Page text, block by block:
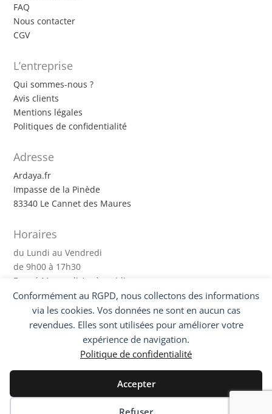
Conformément au RGPD, nous collectons des informations
via les cookies. Vos données ne sont en aucun cas
revendues. Elles sont utilisées pour améliorer votre
expérience de navigation.
Politique de confidentialité
Accepter
Refuser
FAQ
Nous contacter
CGV
L’entreprise
Qui sommes-nous ?
Avis clients
Mentions légales
Politiques de confidentialité
Adresse
Ardaya.fr
Impasse de la Pinède
83340 Le Cannet des Maures
Horaires
du Lundi au Vendredi
de 9h00 à 17h30
Fermé Mercredi Après-midi
Suivez-nous !
Nous contacter
Politique de Confidentialité